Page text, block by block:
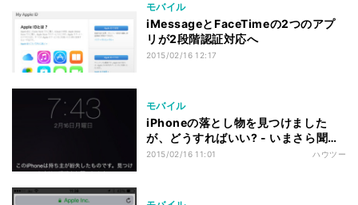
モバイル
iMessageとFaceTimeの2つのアプ
リが2段階認証対応へ
2015/02/16 12:17
モバイル
iPhoneの落とし物を見つけました
が、どうすればいい? - いまさら聞け
ないiPhoneのなぜ
2015/02/16 11:01 ハウツー